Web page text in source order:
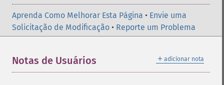
Aprenda Como Melhorar Esta Página • Envie uma
Solicitação de Modificação • Reporte um Problema
＋ adicionar nota
Notas de Usuários